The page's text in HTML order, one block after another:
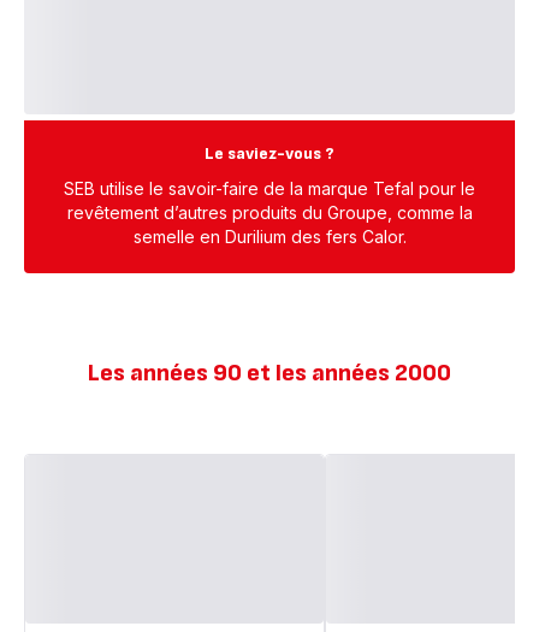
Le saviez-vous ?
SEB utilise le savoir-faire de la marque Tefal pour le
revêtement d’autres produits du Groupe, comme la
semelle en Durilium des fers Calor.
Les années 90 et les années 2000